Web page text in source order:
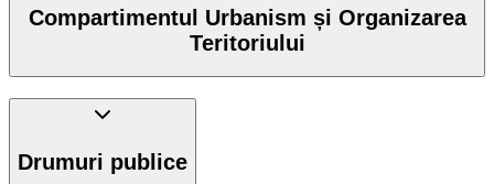
Compartimentul Urbanism și Organizarea
Teritoriului
Drumuri publice